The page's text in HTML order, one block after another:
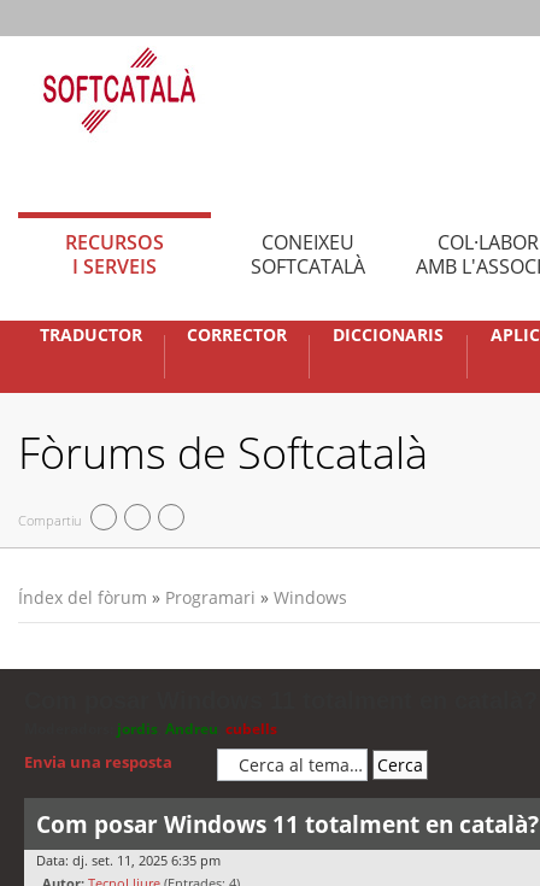
RECURSOS
I SERVEIS
CONEIXEU
SOFTCATALÀ
AMB
TRADUCTOR CORRECTOR DICCIONARIS
Fòrums de Softcatalà
Compartiu
Índex del fòrum » Programari » Windows
jordis Andreu cubells
Envia una resposta
Com posar Windows 11 totalment en català?
Data: dj. set. 11, 2025 6:35 pm